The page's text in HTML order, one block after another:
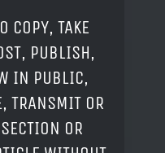
COPY, TAKE
PUBLISH,
IN PUBLIC,
TRANSMIT OR
OR